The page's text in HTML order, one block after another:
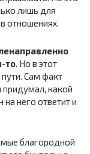
лишь для
отношениях.
то. Но в этот
Сам факт
придумал, какой
на него ответит и
благородной